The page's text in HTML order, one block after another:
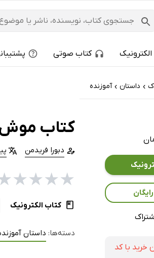
کتاب صوتی
› داستان › آموزنده
کتاب موش
دبورا فریدمن
★
★
★
★
کتاب الکترونیک
دسته‌ها: داستان